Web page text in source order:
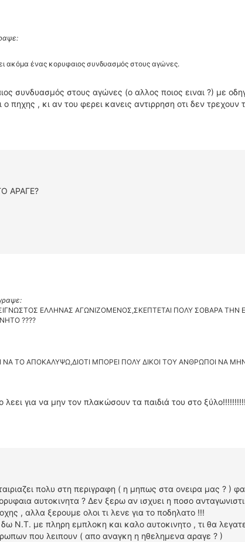
ακόμα ένας κορυφαιος συνδυασμός στους αγώνες.
συνδυασμός στους αγώνες (ο αλλος ποιος ειναι ?) με
ο πηχης , κι αν του φερει κανεις αντιρρηση οτι δεν
ΑΡΑΓΕ?
ΕΛΛΗΝΑΣ ΑΓΩΝΙΖΟΜΕΝΟΣ,ΣΚΕΠΤΕΤΑΙ ΠΟΛΥ ΣΟΒΑΡΑ
????
ΝΑ ΤΟ ΑΠΟΚΑΛΥΨΩ,ΔΙΟΤΙ ΜΠΟΡΕΙ ΠΟΛΥ ΔΙΚΟΙ ΤΟΥ ΑΝΘΡΩΠΟΙ ΝΑ
λεει για να μην τον πλακώσουν τα παιδιά του στο
πολυ στη περιγραφη ( η μηπως στα ονειρα μας ? )
αυτοκινητα ? Δεν ξερω αν ισχυει η ποσο
, αλλα ξερουμε ολοι τι λενε για το ποδηλατο !!!
Ν.Τ. με πληρη εμπλοκη και καλο αυτοκινητο , τι θα
που λειπουν ( απο αναγκη η ηθελημενα αραγε ? )